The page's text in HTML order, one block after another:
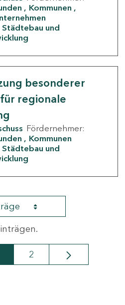
Kommunen
Städtebau und
besonderer
regionale
Fördernehmer:
Kommunen
Städtebau und
Seite
2